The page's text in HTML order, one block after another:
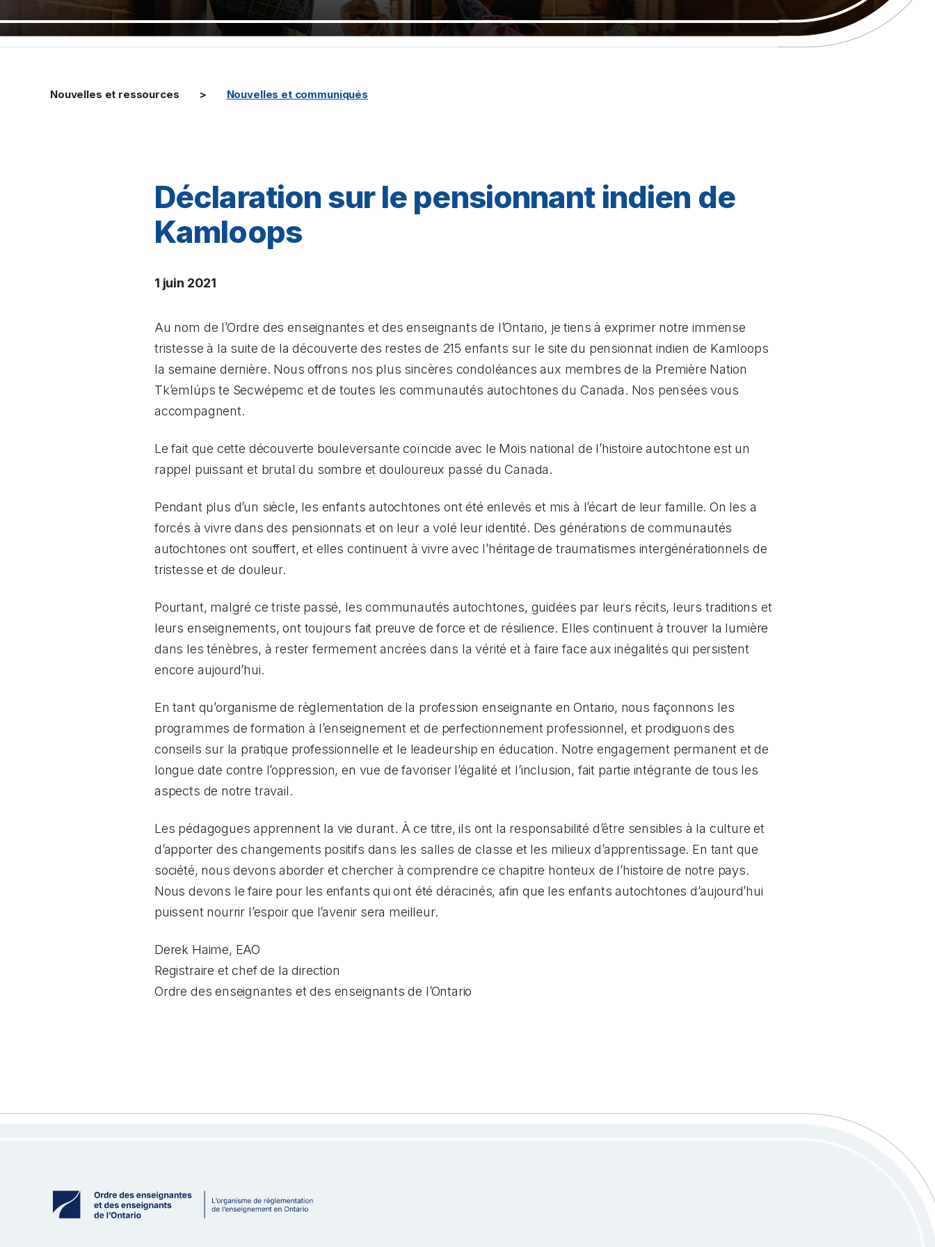
Nouvelles et ressources Nouvelles et communiqués
Déclaration sur le pensionnant indien de
Kamloops
1 juin 2021
Au nom de l’Ordre des enseignantes et des enseignants de l’Ontario, je tiens à exprimer notre immense
tristesse à la suite de la découverte des restes de 215 enfants sur le site du pensionnat indien de Kamloops
la semaine dernière. Nous offrons nos plus sincères condoléances aux membres de la Première Nation
Tk’emlúps te Secwépemc et de toutes les communautés autochtones du Canada. Nos pensées vous
accompagnent.
Le fait que cette découverte bouleversante coïncide avec le Mois national de l’histoire autochtone est un
rappel puissant et brutal du sombre et douloureux passé du Canada.
Pendant plus d’un siècle, les enfants autochtones ont été enlevés et mis à l’écart de leur famille. On les a
forcés à vivre dans des pensionnats et on leur a volé leur identité. Des générations de communautés
autochtones ont souffert, et elles continuent à vivre avec l’héritage de traumatismes intergénérationnels de
tristesse et de douleur.
Pourtant, malgré ce triste passé, les communautés autochtones, guidées par leurs récits, leurs traditions et
leurs enseignements, ont toujours fait preuve de force et de résilience. Elles continuent à trouver la lumière
dans les ténèbres, à rester fermement ancrées dans la vérité et à faire face aux inégalités qui persistent
encore aujourd’hui.
En tant qu’organisme de règlementation de la profession enseignante en Ontario, nous façonnons les
programmes de formation à l’enseignement et de perfectionnement professionnel, et prodiguons des
conseils sur la pratique professionnelle et le leadeurship en éducation. Notre engagement permanent et de
longue date contre l’oppression, en vue de favoriser l’égalité et l’inclusion, fait partie intégrante de tous les
aspects de notre travail.
Les pédagogues apprennent la vie durant. À ce titre, ils ont la responsabilité d’être sensibles à la culture et
d’apporter des changements positifs dans les salles de classe et les milieux d’apprentissage. En tant que
société, nous devons aborder et chercher à comprendre ce chapitre honteux de l’histoire de notre pays.
Nous devons le faire pour les enfants qui ont été déracinés, afin que les enfants autochtones d’aujourd’hui
puissent nourrir l’espoir que l’avenir sera meilleur.
Derek Haime, EAO
Registraire et chef de la direction
Ordre des enseignantes et des enseignants de l’Ontario